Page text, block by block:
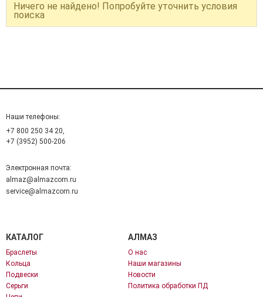
Ничего не найдено! Попробуйте уточнить условия
поиска
Наши телефоны:
+7 800 250 34 20,
+7 (3952) 500-206
Электронная почта:
almaz@almazcom.ru
service@almazcom.ru
КАТАЛОГ
Браслеты
Кольца
Подвески
Серьги
АЛМАЗ
О нас
Наши магазины
Новости
Политика обработки ПД